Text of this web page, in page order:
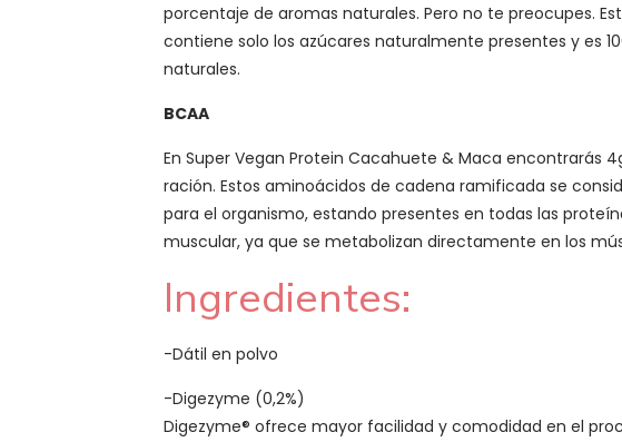
porcentaje de aromas naturales. Pero no te preocupes.
contiene solo los azúcares naturalmente presentes y es
naturales.
BCAA
En Super Vegan Protein Cacahuete & Maca encontrarás
ración. Estos aminoácidos de cadena ramificada se
para el organismo, estando presentes en todas las
muscular, ya que se metabolizan directamente en los
Ingredientes:
-Dátil en polvo
-Digezyme (0,2%)
Digezyme® ofrece mayor facilidad y comodidad en el